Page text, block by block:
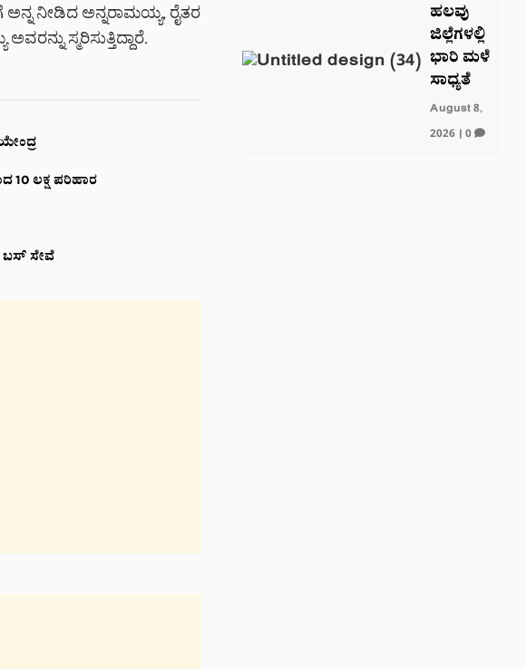
ಅನ್ನ ನೀಡಿದ ಅನ್ನರಾಮಯ್ಯ, ರೈತರ
ಸ್ಮರಿಸುತ್ತಿದ್ದಾರೆ.
10 ಲಕ್ಷ ಪರಿಹಾರ
ಬಸ್ ಸೇವೆ
ಹಲವು
ಜಿಲ್ಲೆಗಳಲ್ಲಿ
ಭಾರಿ ಮಳೆ
ಸಾಧ್ಯತೆ
August 8,
2026| 0